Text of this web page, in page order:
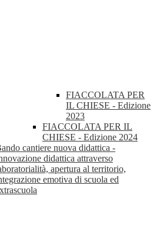
FIACCOLATA PER
IL CHIESE - Edizione
2023
FIACCOLATA PER IL
CHIESE - Edizione 2024
cantiere nuova didattica -
didattica attraverso
apertura al territorio,
emotiva di scuola ed